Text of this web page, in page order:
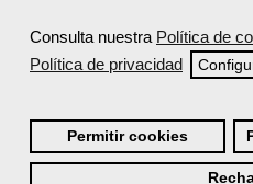
Consulta nuestra Política de
Política de privacidad
Permitir cookies Cursos